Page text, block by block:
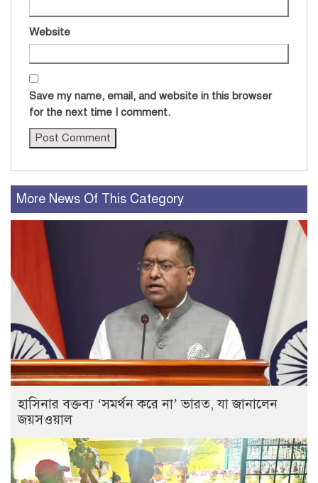
Website
Save my name, email, and website in this browser
for the next time I comment.
More News Of This Category
হাসিনার বক্তব্য ‘সমর্থন করে না’ ভারত, যা জানালেন
জয়সওয়াল